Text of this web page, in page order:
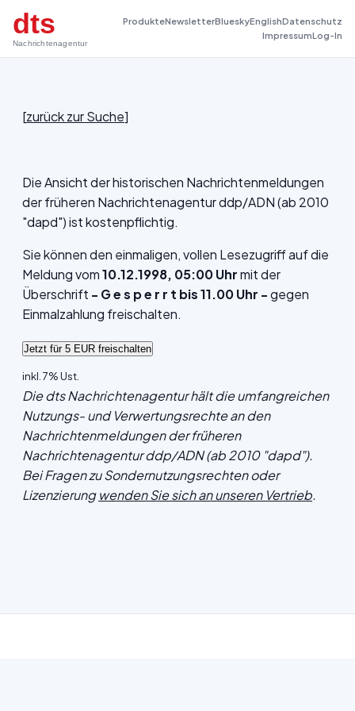
dts
Nachrichtenagentur
ProdukteNewsletterBlueskyEnglishDatenschutz
ImpressumLog-In
[zurück zur Suche]
Die Ansicht der historischen Nachrichtenmeldungen
der früheren Nachrichtenagentur ddp/ADN (ab 2010
"dapd") ist kostenpflichtig.
Sie können den einmaligen, vollen Lesezugriff auf die
Meldung vom10.12.1998, 05:00 Uhrmit der
Überschrift - G e s p e r r t bis 11.00 Uhr -gegen
Einmalzahlung freischalten.
inkl. 7% Ust.
Die dts Nachrichtenagentur hält die umfangreichen
Nutzungs- und Verwertungsrechte an den
Nachrichtenmeldungen der früheren
Nachrichtenagentur ddp/ADN (ab 2010 "dapd").
Bei Fragen zu Sondernutzungsrechten oder
Lizenzierungwenden Sie sich an unseren Vertrieb.